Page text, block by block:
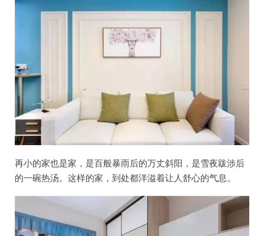
再小的家也是家，是百般暴雨后的万丈斜阳，是雪夜跋涉后
的一碗热汤。这样的家，到处都洋溢着让人舒心的气息。